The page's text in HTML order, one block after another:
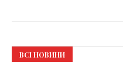
ВСІ НОВИНИ